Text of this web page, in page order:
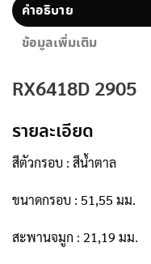
คำอธิบาย
ข้อมูลเพิ่มเติม
RX6418D 2905
รายละเอียด
สีตัวกรอบ : สีน้ำตาล
ขนาดกรอบ : 51,55 มม.
สะพานจมูก : 21,19 มม.